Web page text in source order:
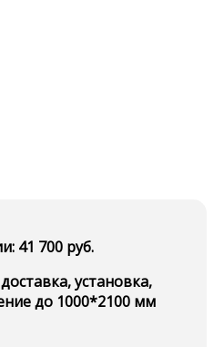
41 700 руб.
установка,
до 1000*2100 мм